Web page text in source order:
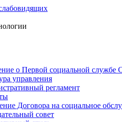
о Первой социальной службе
управления
регламент
Договора на социальное
совет